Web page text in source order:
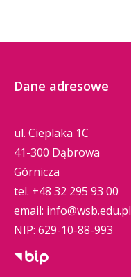
Dane adresowe
ul. Cieplaka 1C
41-300 Dąbrowa
Górnicza
tel. +48 32 295 93 00
email: info@wsb.edu.pl
NIP: 629-10-88-993